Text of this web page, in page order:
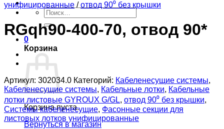
Искать:
0
Корзина
Корзина пуста.
Вернуться в магазин
унифицированные / отвод 90⁰ без крышки
RGqh90-400-70, отвод 90*
Артикул: 302034.0 Категорий: Кабеленесущие системы,
Кабеленесущие системы, Кабельные лотки, Кабельные
лотки листовые GYROUX G/GL, отвод 90⁰ без крышки,
Системы кабеленесущие, Фасонные секции для
листовых лотков унифицированные